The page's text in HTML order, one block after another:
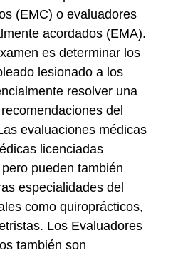
(EMC) o evaluadores
acordados (EMA).
es determinar los
lesionado a los
resolver una
del
evaluaciones médicas
licenciadas
pueden también
especialidades del
como quiroprácticos,
Los Evaluadores
también son